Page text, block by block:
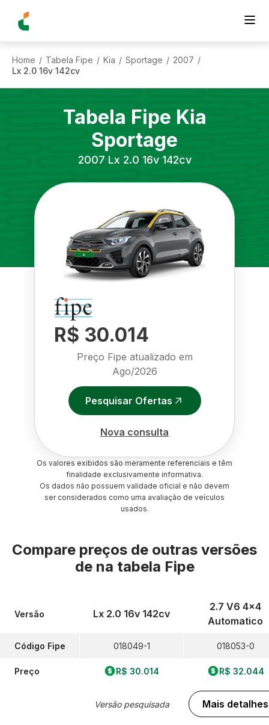
Home / Tabela Fipe / Kia / Sportage / 2007 /
Lx 2.0 16v 142cv
Tabela Fipe Kia
Sportage
2007 Lx 2.0 16v 142cv
R$ 30.014
Preço Fipe atualizado em
Ago/2026
Pesquisar Ofertas
Nova consulta
Os valores exibidos são meramente referenciais e têm
finalidade exclusivamente informativa.
Os dados não possuem validade oficial e não devem
ser considerados como uma avaliação de veículos
usados.
Compare preços de outras versões
de na tabela Fipe
Versão
Código Fipe
Preço
Lx 2.0 16v 142cv
018049-1
R$ 30.014
Versão pesquisada
2.7 V6 4x4
Automatico
018053-0
R$ 32.044
Mais detalhes